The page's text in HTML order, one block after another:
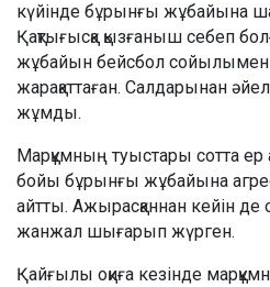
күйінде бұрынғы жұбайына
Қақтығысқа қызғаныш себеп
жұбайын бейсбол сойылымен
жарақаттаған. Салдарынан
жұмды.
Марқұмның туыстары сотта
бойы бұрынғы жұбайына
айтты. Ажырасқаннан кейін де
жанжал шығарып жүрген.
Қайғылы оқиға кезінде